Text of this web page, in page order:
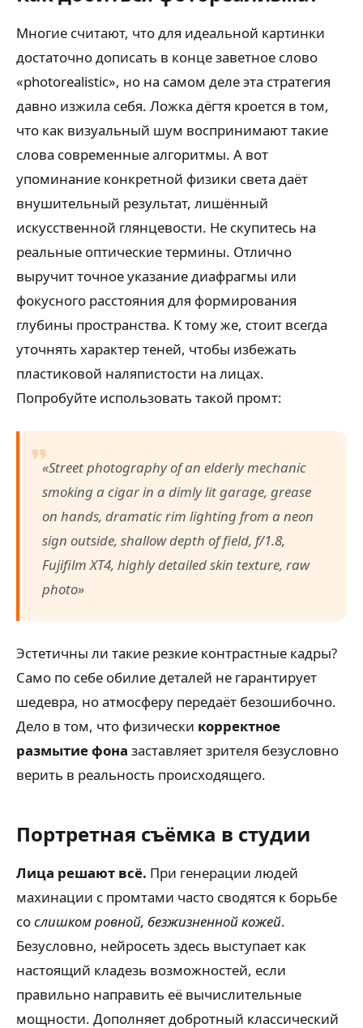
Многие считают, что для идеальной картинки
достаточно дописать в конце заветное слово
«photorealistic», но на самом деле эта стратегия
давно изжила себя. Ложка дёгтя кроется в том,
что как визуальный шум воспринимают такие
слова современные алгоритмы. А вот
упоминание конкретной физики света даёт
внушительный результат, лишённый
искусственной глянцевости. Не скупитесь на
реальные оптические термины. Отлично
выручит точное указание диафрагмы или
фокусного расстояния для формирования
глубины пространства. К тому же, стоит всегда
уточнять характер теней, чтобы избежать
пластиковой наляпистости на лицах.
Попробуйте использовать такой промт:
«Street photography of an elderly mechanic
smoking a cigar in a dimly lit garage, grease
on hands, dramatic rim lighting from a neon
sign outside, shallow depth of field, f/1.8,
Fujifilm XT4, highly detailed skin texture, raw
photo»
Эстетичны ли такие резкие контрастные кадры?
Само по себе обилие деталей не гарантирует
шедевра, но атмосферу передаёт безошибочно.
Дело в том, что физически корректное
размытие фона заставляет зрителя безусловно
верить в реальность происходящего.
Портретная съёмка в студии
Лица решают всё. При генерации людей
махинации с промтами часто сводятся к борьбе
сослишком ровной, безжизненной кожей.
Безусловно, нейросеть здесь выступает как
настоящий кладезь возможностей, если
правильно направить её вычислительные
мощности. Дополняет добротный классический